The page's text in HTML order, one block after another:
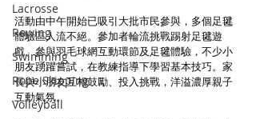
Lacrosse
Rowing
Swimming
Rope Skipping
Volleyball
活動由中午開始已吸引大批市民參與，多個足毽
體驗區人流不絕。參加者輪流挑戰踢射足毽遊
戲、參與羽毛球網互動環節及足毽體驗，不少小
朋友踴躍嘗試，在教練指導下學習基本技巧。家
長與小朋友互相鼓勵、投入挑戰，洋溢濃厚親子
互動氣氛。